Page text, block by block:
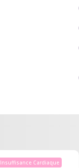
Insuffisance Cardiaque